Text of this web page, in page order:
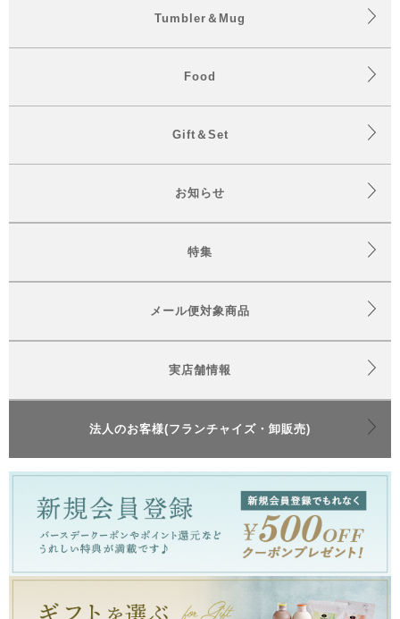
Tumbler＆Mug
Food
Gift＆Set
お知らせ
特集
メール便対象商品
実店舗情報
法人のお客様(フランチャイズ・卸販売)